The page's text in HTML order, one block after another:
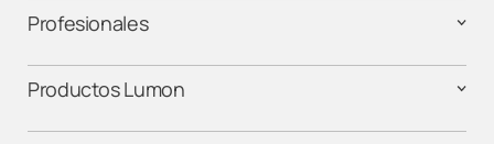
Profesionales
Productos Lumon